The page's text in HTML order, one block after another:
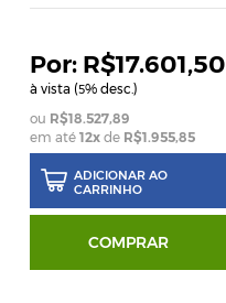
R$17.601,50
à vista (5% desc.)
R$18.527,89
em até12x de R$1.955,85
ADICIONAR AO
CARRINHO
COMPRAR